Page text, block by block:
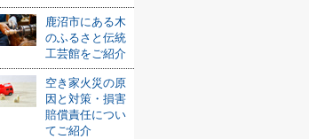
鹿沼市にある木
のふるさと伝統
工芸館をご紹介
空き家火災の原
因と対策・損害
賠償責任につい
てご紹介